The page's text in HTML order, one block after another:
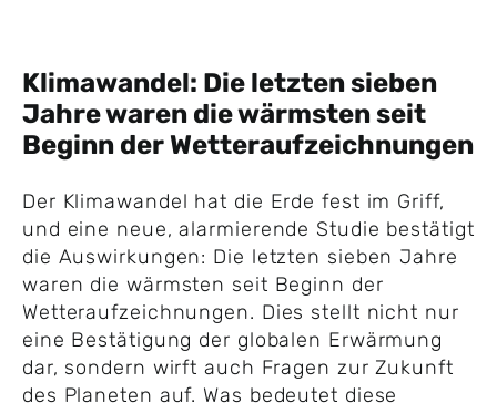
Klimawandel: Die letzten sieben
Jahre waren die wärmsten seit
Beginn der Wetteraufzeichnungen
Der Klimawandel hat die Erde fest im Griff,
und eine neue, alarmierende Studie bestätigt
die Auswirkungen: Die letzten sieben Jahre
waren die wärmsten seit Beginn der
Wetteraufzeichnungen. Dies stellt nicht nur
eine Bestätigung der globalen Erwärmung
dar, sondern wirft auch Fragen zur Zukunft
des Planeten auf. Was bedeutet diese